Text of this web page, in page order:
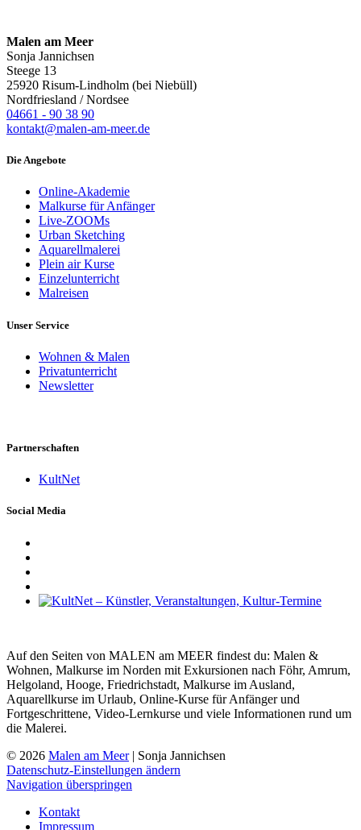
Malen am Meer
Sonja Jannichsen
Steege 13
25920 Risum-Lindholm (bei Niebüll)
Nordfriesland / Nordsee
04661 - 90 38 90
kontakt@malen-am-meer.de
Die Angebote
Online-Akademie
Malkurse für Anfänger
Live-ZOOMs
Urban Sketching
Aquarellmalerei
Plein air Kurse
Einzelunterricht
Malreisen
Unser Service
Wohnen & Malen
Privatunterricht
Newsletter
Partnerschaften
KultNet
Social Media
Auf den Seiten von MALEN am MEER findest du: Malen &
Wohnen, Malkurse im Norden mit Exkursionen nach Föhr, Amrum,
Helgoland, Hooge, Friedrichstadt, Malkurse im Ausland,
Aquarellkurse im Urlaub, Online-Kurse für Anfänger und
Fortgeschrittene, Video-Lernkurse und viele Informationen rund um
die Malerei.
© 2026 Malen am Meer| Sonja Jannichsen
Datenschutz-Einstellungen ändern
Navigation überspringen
Kontakt
Impressum